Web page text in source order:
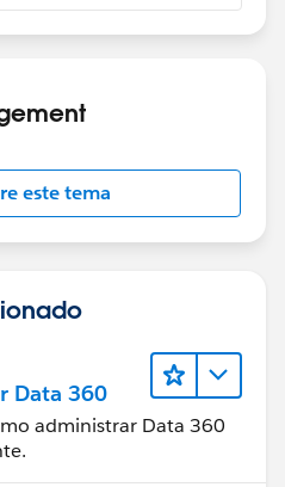
este tema
Data 360
administrar Data 360